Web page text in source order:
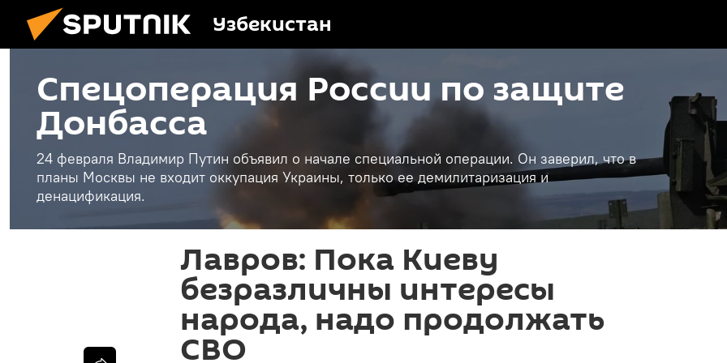
Узбекистан
Спецоперация России по защите
Донбасса
24 февраля Владимир Путин объявил о начале специальной операции. Он заверил, что в
планы Москвы не входит оккупация Украины, только ее демилитаризация и
денацификация.
Лавров: Пока Киеву
безразличны интересы
народа, надо продолжать
СВО